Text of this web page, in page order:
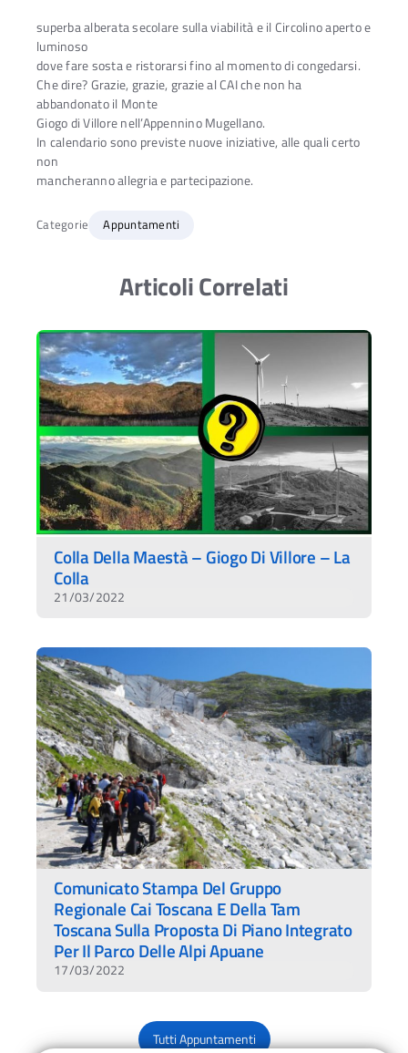
superba alberata secolare sulla viabilità e il Circolino aperto e
luminoso
dove fare sosta e ristorarsi fino al momento di congedarsi.
Che dire? Grazie, grazie, grazie al CAI che non ha
abbandonato il Monte
Giogo di Villore nell’Appennino Mugellano.
In calendario sono previste nuove iniziative, alle quali certo
non
mancheranno allegria e partecipazione.
Categorie Appuntamenti
Articoli Correlati
Colla Della Maestà – Giogo Di Villore – La
Colla
21/03/2022
Comunicato Stampa Del Gruppo
Regionale Cai Toscana E Della Tam
Toscana Sulla Proposta Di Piano Integrato
Per Il Parco Delle Alpi Apuane
17/03/2022
Tutti Appuntamenti